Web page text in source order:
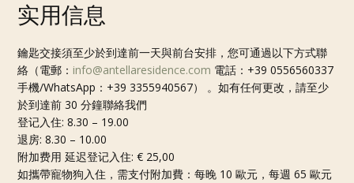
实用信息
鑰匙交接須至少於到達前一天與前台安排，您可通過以下方式聯
絡（電郵： info@antellaresidence.com 電話：+39 0556560337
手機/WhatsApp：+39 3355940567） 。如有任何更改，請至少
於到達前 30 分鐘聯絡我們
登记入住: 8.30 – 19.00
退房: 8.30 – 10.00
附加费用 延迟登记入住: € 25,00
如攜帶寵物狗入住，需支付附加費：每晚 10 歐元，每週 65 歐元